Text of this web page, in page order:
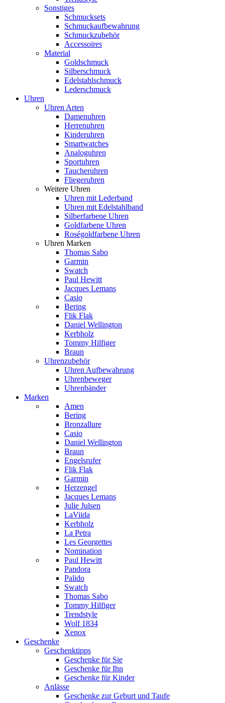
Sonstiges
Schmucksets
Schmuckaufbewahrung
Schmuckzubehör
Accessoires
Material
Goldschmuck
Silberschmuck
Edelstahlschmuck
Lederschmuck
Uhren
Uhren Arten
Damenuhren
Herrenuhren
Kinderuhren
Smartwatches
Analoguhren
Sportuhren
Taucheruhren
Fliegeruhren
Weitere Uhren
Uhren mit Lederband
Uhren mit Edelstahlband
Silberfarbene Uhren
Goldfarbene Uhren
Roségoldfarbene Uhren
Uhren Marken
Thomas Sabo
Garmin
Swatch
Paul Hewitt
Jacques Lemans
Casio
Bering
Flik Flak
Daniel Wellington
Kerbholz
Tommy Hilfiger
Braun
Uhrenzubehör
Uhren Aufbewahrung
Uhrenbeweger
Uhrenbänder
Marken
Amen
Bering
Bronzallure
Casio
Daniel Wellington
Braun
Engelsrufer
Flik Flak
Garmin
Herzengel
Jacques Lemans
Julie Julsen
LaViida
Kerbholz
La Petra
Les Georgettes
Nomination
Paul Hewitt
Pandora
Palido
Swatch
Thomas Sabo
Tommy Hilfiger
Trendstyle
Wolf 1834
Xenox
Geschenke
Geschenktipps
Geschenke für Sie
Geschenke für Ihn
Geschenke für Kinder
Anlässe
Geschenke zur Geburt und Taufe